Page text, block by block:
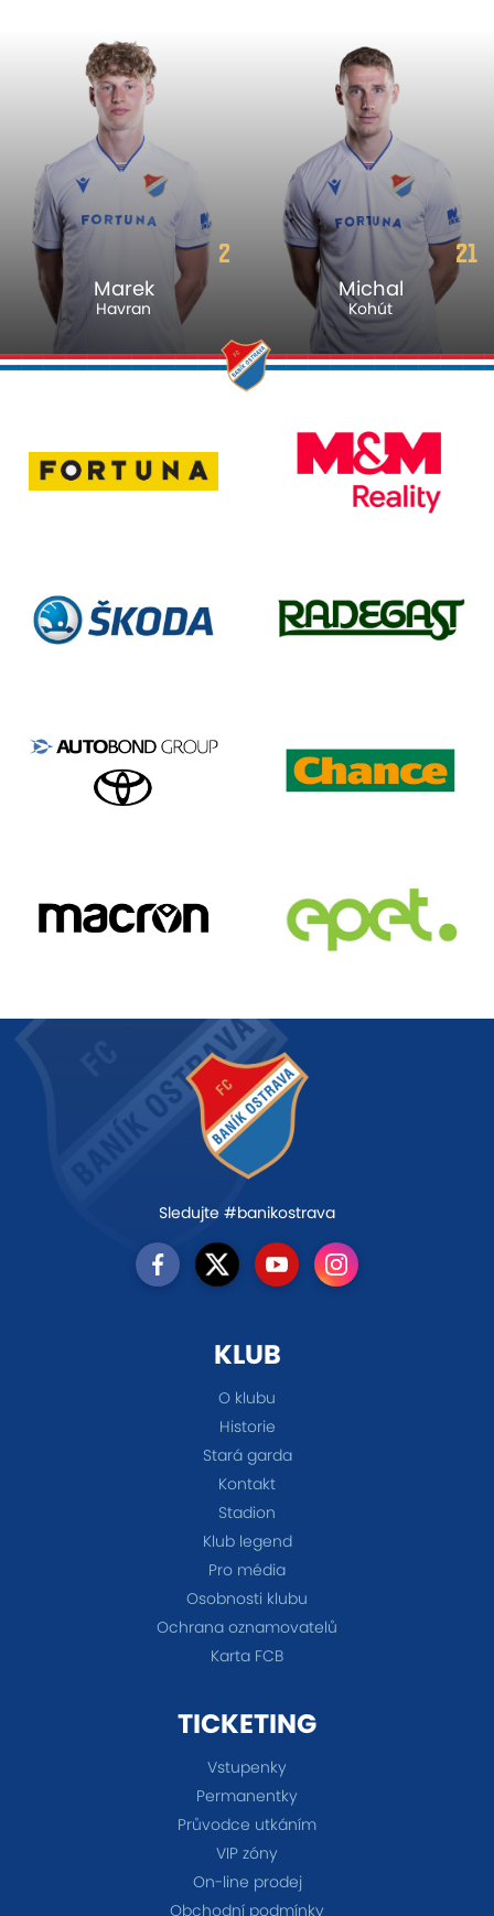
2
Marek
Havran
21
Michal
Kohút
Sledujte #banikostrava
KLUB
O klubu
Historie
Stará garda
Kontakt
Stadion
Klub legend
Pro média
Osobnosti klubu
Ochrana oznamovatelů
Karta FCB
TICKETING
Vstupenky
Permanentky
Průvodce utkáním
VIP zóny
On-line prodej
Obchodní podmínky